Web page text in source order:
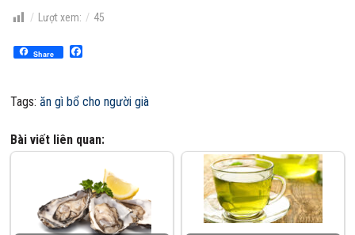
Lượt xem: 45
Share
Tags: ăn gì bổ cho người già
Bài viết liên quan: